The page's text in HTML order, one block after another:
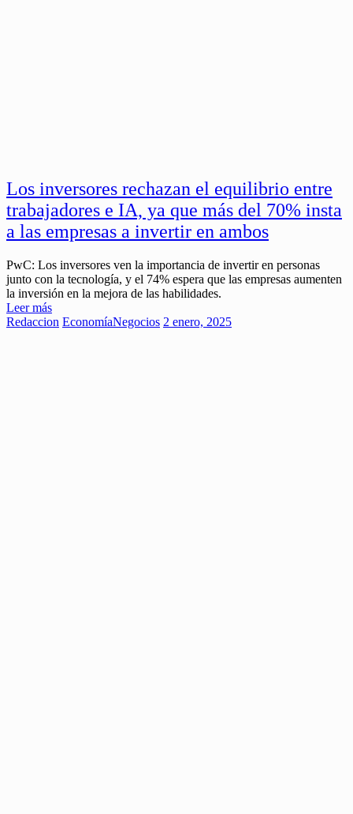
Los inversores rechazan el equilibrio entre
trabajadores e IA, ya que más del 70% insta
a las empresas a invertir en ambos
PwC: Los inversores ven la importancia de invertir en personas
junto con la tecnología, y el 74% espera que las empresas aumenten
la inversión en la mejora de las habilidades.
Leer más
Redaccion EconomíaNegocios 2 enero, 2025